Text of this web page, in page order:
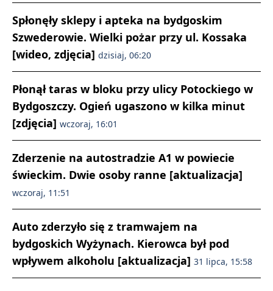
Spłonęły sklepy i apteka na bydgoskim
Szwederowie. Wielki pożar przy ul. Kossaka
[wideo, zdjęcia] dzisiaj, 06:20
Płonął taras w bloku przy ulicy Potockiego w
Bydgoszczy. Ogień ugaszono w kilka minut
[zdjęcia] wczoraj, 16:01
Zderzenie na autostradzie A1 w powiecie
świeckim. Dwie osoby ranne [aktualizacja]
wczoraj, 11:51
Auto zderzyło się z tramwajem na
bydgoskich Wyżynach. Kierowca był pod
wpływem alkoholu [aktualizacja] 31 lipca, 15:58